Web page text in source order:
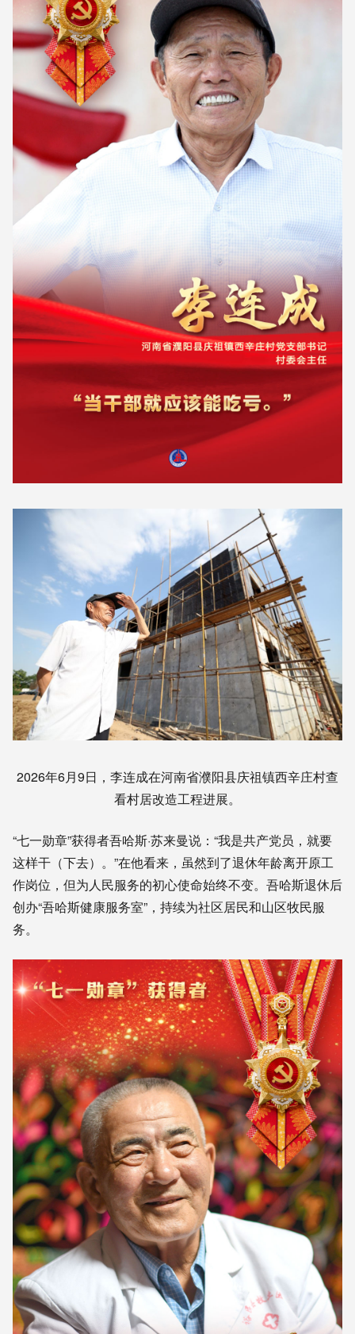
2026年6月9日，李连成在河南省濮阳县庆祖镇西辛庄村查
看村居改造工程进展。
“七一勋章”获得者吾哈斯·苏来曼说：“我是共产党员，就要
这样干（下去）。”在他看来，虽然到了退休年龄离开原工
作岗位，但为人民服务的初心使命始终不变。吾哈斯退休后
创办“吾哈斯健康服务室”，持续为社区居民和山区牧民服
务。